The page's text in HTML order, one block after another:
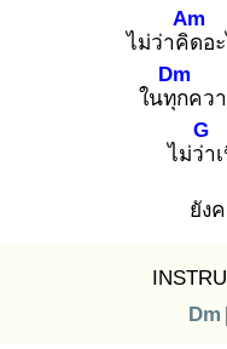
ไม่ว่าคิด
Am
อ
ในทุก
Dm
คว
ไม่ว่า
G
ยัง
Dm |